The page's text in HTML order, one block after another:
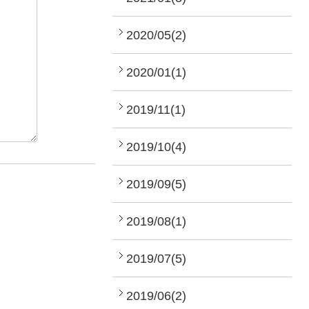
2020/05(2)
2020/01(1)
2019/11(1)
2019/10(4)
2019/09(5)
2019/08(1)
2019/07(5)
2019/06(2)